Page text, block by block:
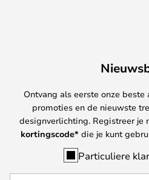
Ontvang als eerste onze
promoties en de nieuwste
designverlichting. Registreer je
kortingscode* die je kunt
Particuliere